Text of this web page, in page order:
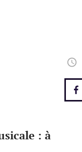
: à